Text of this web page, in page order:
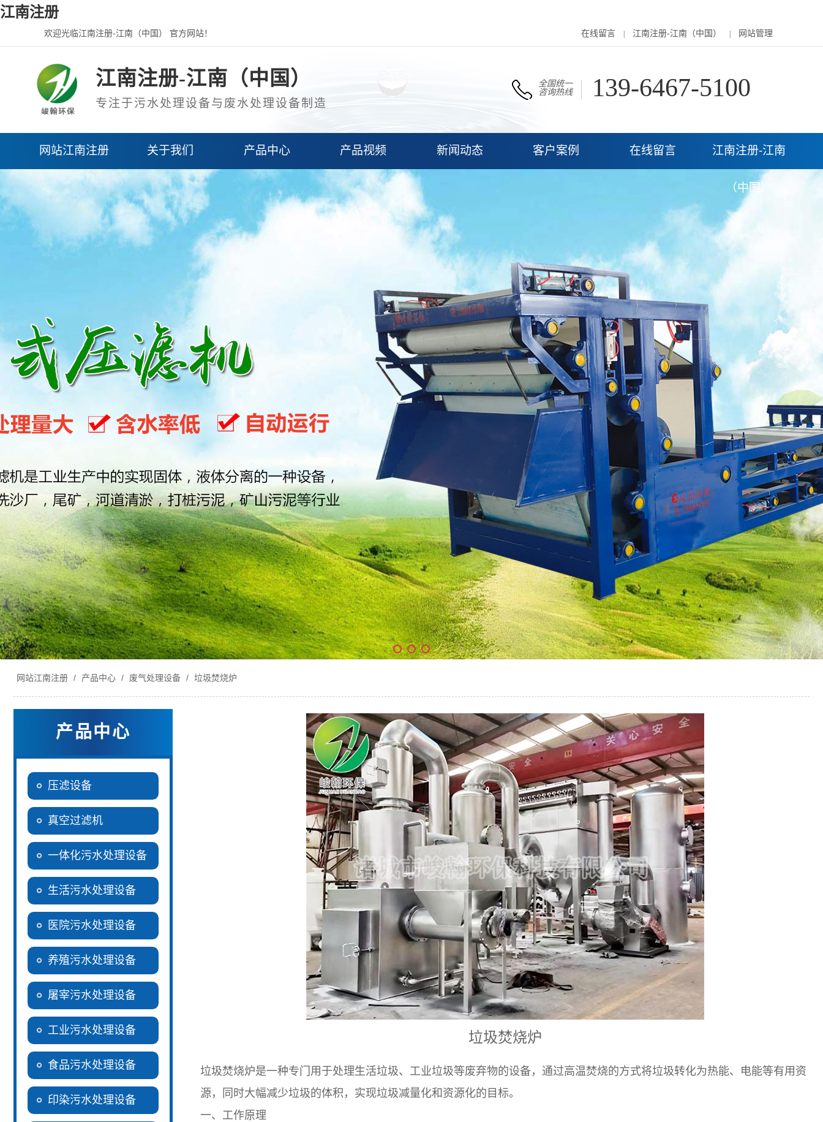
江南注册
欢迎光临江南注册-江南（中国） 官方网站！ 在线留言 江南注册-江南（中国） 网站管理
江南注册-江南（中国）
专注于污水处理设备与废水处理设备制造
全国统一
咨询热线
139-6467-5100
网站江南注册 关于我们 产品中心 产品视频 新闻动态 客户案例 在线留言 江南注册-江南
（中国）
网站江南注册 / 产品中心 / 废气处理设备 / 垃圾焚烧炉
产品中心
压滤设备
真空过滤机
一体化污水处理设备
生活污水处理设备
医院污水处理设备
养殖污水处理设备
屠宰污水处理设备
工业污水处理设备
食品污水处理设备
印染污水处理设备
垃圾焚烧炉
垃圾焚烧炉是一种专门用于处理生活垃圾、工业垃圾等废弃物的设备，通过高温焚烧的方式将垃圾转化为热能、电能等有用资
源，同时大幅减少垃圾的体积，实现垃圾减量化和资源化的目标。
一、工作原理